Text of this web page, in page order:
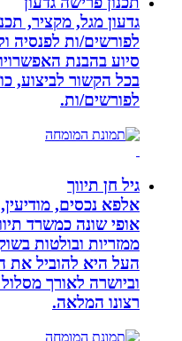
גדעון מגל, מקציר, תכנון
לפורשים/ות לפנסיה
סיוע בהבנת האפשרויות
בכל הקשור לביצוע, כולל
לפורשים/ות.
גיל חן תיווך
אלפא נכסים, מודיעין,
אופי שונה כמשרד תיווך
ממזריות ובולטות בשוק
העל היא להוביל את
וביושרה לאורך מסלול
רצונו המלאה.